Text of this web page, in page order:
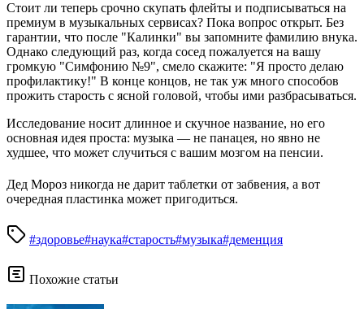
Cтоит ли теперь срочно скупать флейты и подписываться на
премиум в музыкальных сервисах? Пока вопрос открыт. Без
гарантии, что после "Калинки" вы запомните фамилию внука.
Однако следующий раз, когда сосед пожалуется на вашу
громкую "Симфонию №9", смело скажите: "Я просто делаю
профилактику!" В конце концов, не так уж много способов
прожить старость с ясной головой, чтобы ими разбрасываться.
Исследование носит длинное и скучное название, но его
основная идея проста: музыка — не панацея, но явно не
худшее, что может случиться с вашим мозгом на пенсии.
Дед Мороз никогда не дарит таблетки от забвения, а вот
очередная пластинка может пригодиться.
#здоровье#наука#старость#музыка#деменция
Похожие статьи